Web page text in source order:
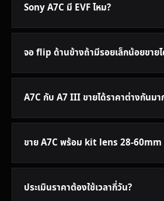
Sony A7C มี EVF ไหม?
จอ flip ด้านข้างถ้ามีรอยเล็กน้อยขายไ
A7C กับ A7 III ขายได้ราคาต่างกันมา
ขาย A7C พร้อม kit lens 28-60mm
ประเมินราคาต้องใช้เวลากี่วัน?